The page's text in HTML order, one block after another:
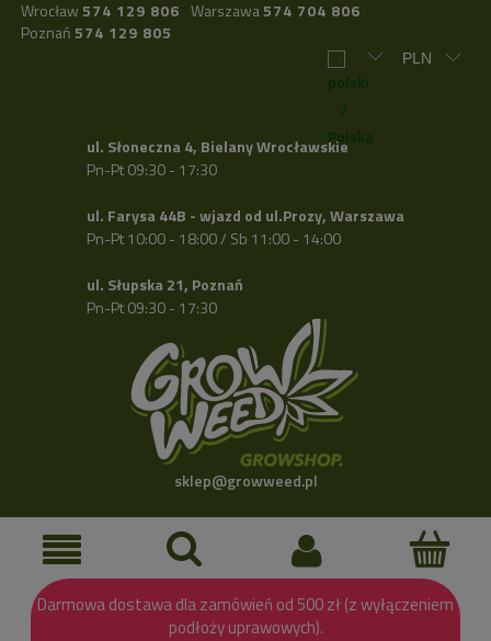
Wrocław 574 129 806 Warszawa574 704 806
Poznań 574 129 805
ul. Słoneczna 4, Bielany Wrocławskie
Pn-Pt 09:30 - 17:30
ul. Farysa 44B - wjazd od ul.Prozy, Warszawa
Pn-Pt 10:00 - 18:00 / Sb 11:00 - 14:00
ul. Słupska 21, Poznań
Pn-Pt 09:30 - 17:30
sklep@growweed.pl
Darmowa dostawa dla zamówień od 500 zł (z wyłączeniem
podłoży uprawowych).